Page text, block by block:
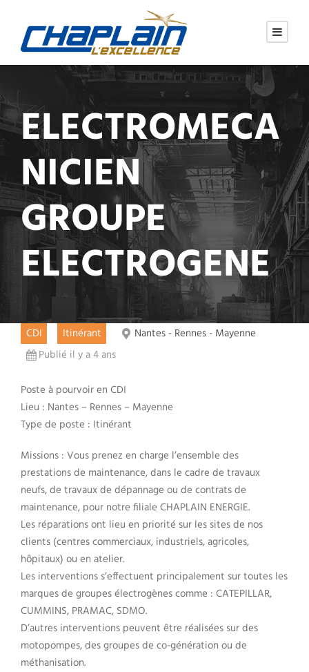
ELECTROMECA
NICIEN
GROUPE
ELECTROGENE
CDI Itinérant
Nantes - Rennes - Mayenne
Publié il y a 4 ans
Poste à pourvoir en CDI
Lieu : Nantes – Rennes – Mayenne
Type de poste : Itinérant
Missions : Vous prenez en charge l’ensemble des
prestations de maintenance, dans le cadre de travaux
neufs, de travaux de dépannage ou de contrats de
maintenance, pour notre filiale CHAPLAIN ENERGIE.
Les réparations ont lieu en priorité sur les sites de nos
clients (centres commerciaux, industriels, agricoles,
hôpitaux) ou en atelier.
Les interventions s’effectuent principalement sur toutes les
marques de groupes électrogènes comme : CATEPILLAR,
CUMMINS, PRAMAC, SDMO.
D’autres interventions peuvent être réalisées sur des
motopompes, des groupes de co-génération ou de
méthanisation.